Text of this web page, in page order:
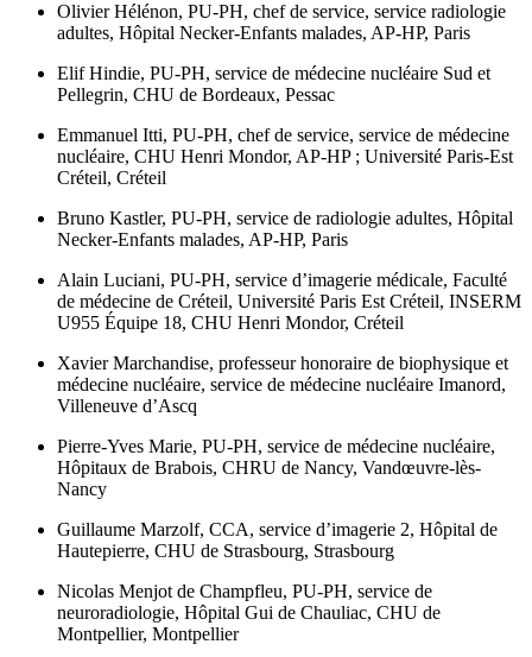
Olivier Hélénon, PU-PH, chef de service, service radiologie
adultes, Hôpital Necker-Enfants malades, AP-HP, Paris
Elif Hindie, PU-PH, service de médecine nucléaire Sud et
Pellegrin, CHU de Bordeaux, Pessac
Emmanuel Itti, PU-PH, chef de service, service de médecine
nucléaire, CHU Henri Mondor, AP-HP ; Université Paris-Est
Créteil, Créteil
Bruno Kastler, PU-PH, service de radiologie adultes, Hôpital
Necker-Enfants malades, AP-HP, Paris
Alain Luciani, PU-PH, service d’imagerie médicale, Faculté
de médecine de Créteil, Université Paris Est Créteil, INSERM
U955 Équipe 18, CHU Henri Mondor, Créteil
Xavier Marchandise, professeur honoraire de biophysique et
médecine nucléaire, service de médecine nucléaire Imanord,
Villeneuve d’Ascq
Pierre-Yves Marie, PU-PH, service de médecine nucléaire,
Hôpitaux de Brabois, CHRU de Nancy, Vandœuvre-lès-
Nancy
Guillaume Marzolf, CCA, service d’imagerie 2, Hôpital de
Hautepierre, CHU de Strasbourg, Strasbourg
Nicolas Menjot de Champfleu, PU-PH, service de
neuroradiologie, Hôpital Gui de Chauliac, CHU de
Montpellier, Montpellier